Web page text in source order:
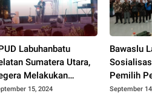
Labuhanbatu
Sumatera Utara,
Melakukan
KPPS
15, 2024
Bawaslu
Pemilih
September